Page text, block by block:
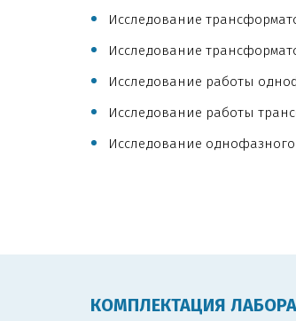
Исследование
Исследование
Исследование работы
Исследование работы
Исследование
КОМПЛЕКТАЦИЯ